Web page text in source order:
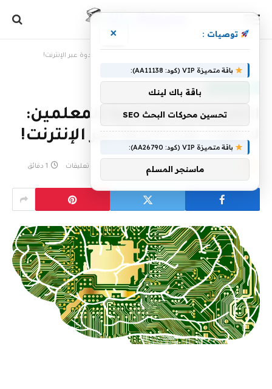
التكنولوجيا المجانية للمعلمين: لا تفوت هذه الندوة عبر الإنترنت!
التكنولوجيا المجانية للمعلمين:
لا تفوت هذه الندوة عبر الإنترنت!
eshrag لا توجد تعليقات 1 دقائق
توصيات : ×
باقة متميزة VIP (كود: AA11138):
باقة باك لينك
تحسين محركات البحث SEO
باقة متميزة VIP (كود: AA26790):
ماسنجر المسلم